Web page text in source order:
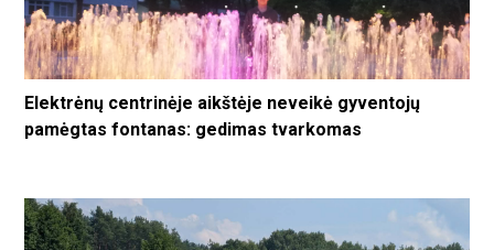
Elektrėnų centrinėje aikštėje neveikė gyventojų
pamėgtas fontanas: gedimas tvarkomas